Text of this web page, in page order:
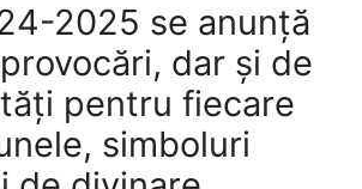
2025 se anunță
dar și de
pentru fiecare
simboluri